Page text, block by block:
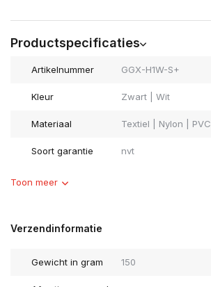
Productspecificaties
Artikelnummer GGX-H1W-S+
Kleur Zwart | Wit
Materiaal Textiel | Nylon | PVC
Soort garantie nvt
Toon meer
Verzendinformatie
Gewicht in gram 150